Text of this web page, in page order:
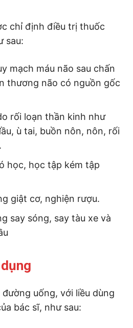
chỉ định điều trị thuốc
sau:
mạch máu não sau chấn
thương não có nguồn gốc
rối loạn thần kinh như
ù tai, buồn nôn, nôn, rối
học, học tập kém tập
giật cơ, nghiện rượu.
say sóng, say tàu xe và
uống, với liều dùng
bác sĩ, như sau: